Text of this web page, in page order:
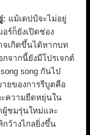
: แม้เดปป์จะไม่อยู่
ร์ก็ยังเปิดช่อง
จเกิดขึ้นได้หากบท
จากนี้ยังมีโปรเจกต์
song กันไป
ายของการรีบูตคือ
ความยืดหยุ่นใน
ผู้ชมรุ่นใหม่และ
กว้างไกลยิ่งขึ้น